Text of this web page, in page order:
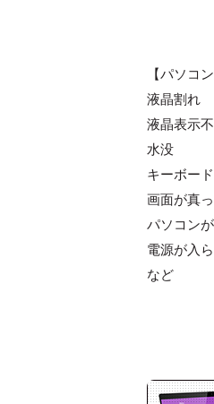
【パソコ
液晶割れ
液晶表示
水没
キーボー
画面が真
パソコン
電源が入
など